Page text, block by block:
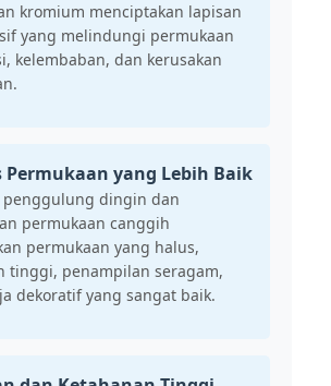
kromium menciptakan lapisan
yang melindungi permukaan
kelembaban, dan kerusakan
Permukaan yang Lebih Baik
penggulung dingin dan
permukaan canggih
permukaan yang halus,
tinggi, penampilan seragam,
dekoratif yang sangat baik.